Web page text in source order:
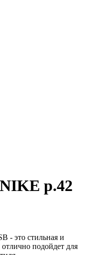
р.42
- это стильная и
подойдет для